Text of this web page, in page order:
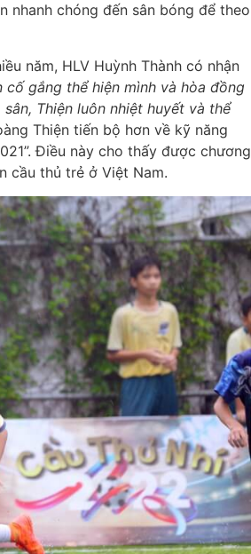
nhanh chóng đến sân bóng để theo
năm, HLV Huỳnh Thành có nhận
gắng thể hiện mình và hòa đồng
Thiện luôn nhiệt huyết và thể
Thiện tiến bộ hơn về kỹ năng
Điều này cho thấy được chương
cầu thủ trẻ ở Việt Nam.